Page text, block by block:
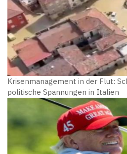
Krisenmanagement in der Flut:
politische Spannungen in Italien